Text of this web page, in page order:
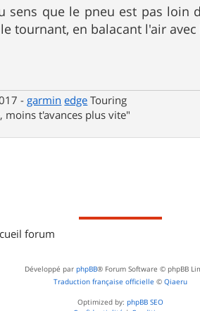
sens que le pneu est pas
tournant, en balacant l'air
- garmin edge Touring
moins t'avances plus vite"
forum
Développé par phpBB® Forum Software © phpBB
Traduction française officielle © Qiaeru
Optimized by: phpBB SEO